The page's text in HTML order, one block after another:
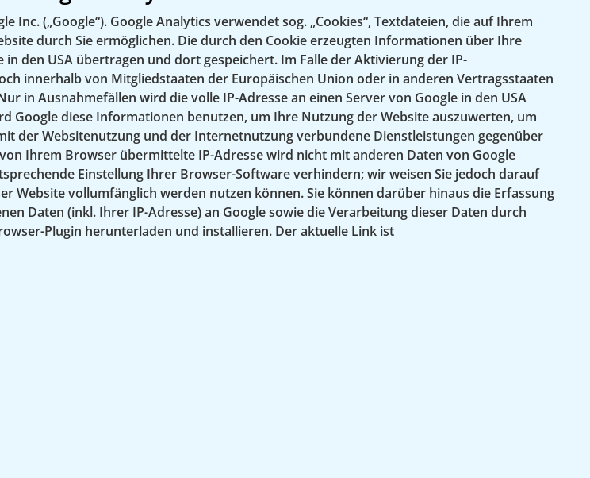
(„Google“). Google Analytics verwendet sog. „Cookies“, Textdateien, die auf Ihrem
durch Sie ermöglichen. Die durch den Cookie erzeugten Informationen über Ihre
den USA übertragen und dort gespeichert. Im Falle der Aktivierung der IP-
innerhalb von Mitgliedstaaten der Europäischen Union oder in anderen Vertragsstaaten
in Ausnahmefällen wird die volle IP-Adresse an einen Server von Google in den USA
diese Informationen benutzen, um Ihre Nutzung der Website auszuwerten, um
der Websitenutzung und der Internetnutzung verbundene Dienstleistungen gegenüber
Ihrem Browser übermittelte IP-Adresse wird nicht mit anderen Daten von Google
Einstellung Ihrer Browser-Software verhindern; wir weisen Sie jedoch darauf
Website vollumfänglich werden nutzen können. Sie können darüber hinaus die Erfassung
Daten (inkl. Ihrer IP-Adresse) an Google sowie die Verarbeitung dieser Daten durch
Plugin herunterladen und installieren. Der aktuelle Link ist